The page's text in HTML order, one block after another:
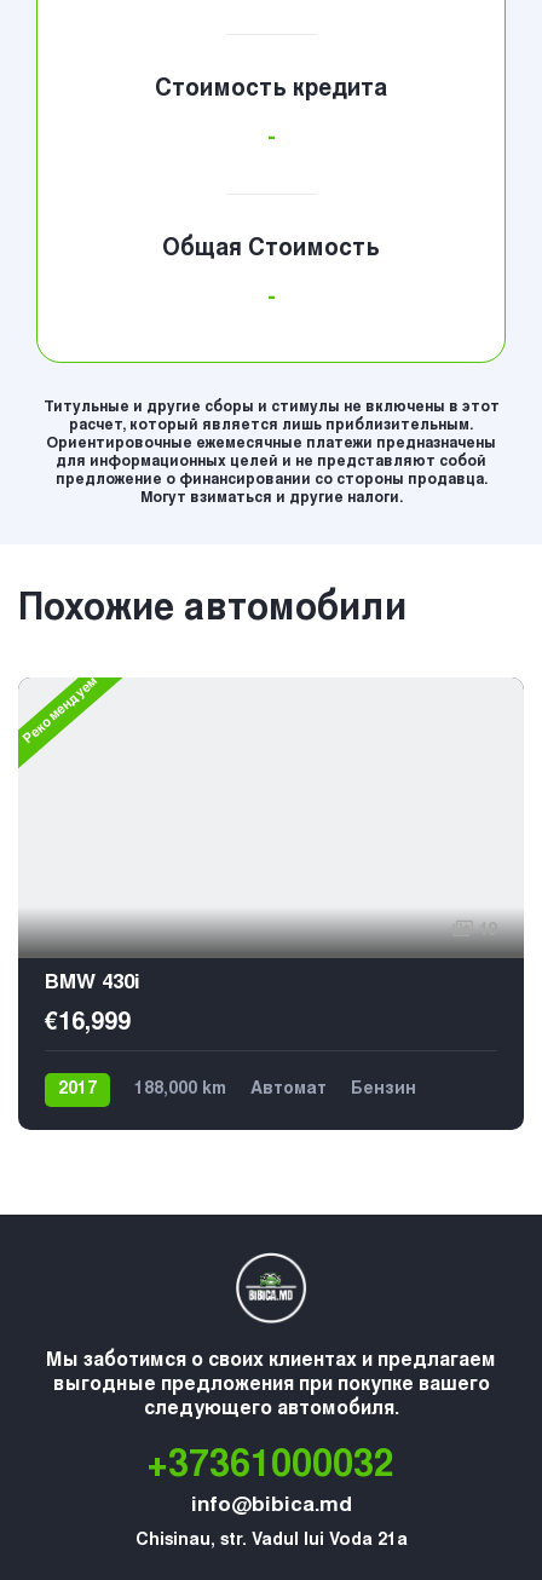
Стоимость кредита
-
Общая Стоимость
-
Титульные и другие сборы и стимулы не включены в этот
расчет, который является лишь приблизительным.
Ориентировочные ежемесячные платежи предназначены
для информационных целей и не представляют собой
предложение о финансировании со стороны продавца.
Могут взиматься и другие налоги.
Похожие автомобили
Рекомендуем
19
BMW 430i
€16,999
2017 188,000 km Автомат
Бензин
Мы заботимся о своих клиентах и предлагаем
выгодные предложения при покупке вашего
следующего автомобиля.
+37361000032
info@bibica.md
Chisinau, str. Vadul lui Voda 21a